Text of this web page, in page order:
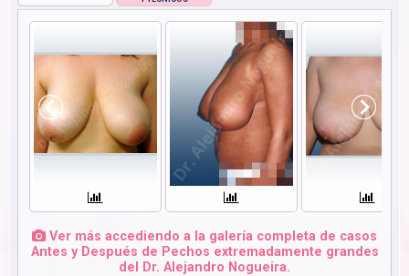
Ver más accediendo a la galería completa de casos
Antes y Después de Pechos extremadamente grandes
del Dr. Alejandro Nogueira.